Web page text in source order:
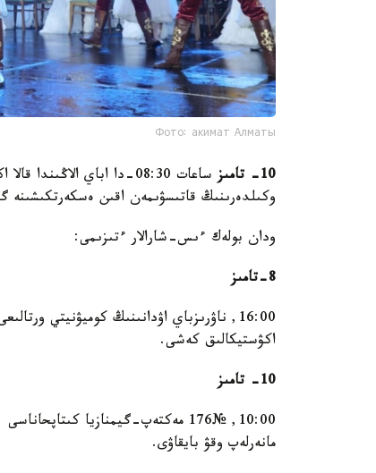
Фото: акимат Алматы
10- تامىز
ساعات 08:30-دا اباي
وكىلدەرىنىڭ قاتىسۋىمەن اقىن ەسكەرتكىشىنە
ودان بولەك ءىس-شارالار ءتىزىمى:
8-تامىز
اكۋستيكالىق كەشى.
10- تامىز
10:00, №176 مەكتەپ-گيمنازيا
مانەرلەپ وقۋ بايقاۋى.